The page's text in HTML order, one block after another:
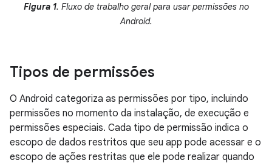
Figura 1. Fluxo de trabalho geral para usar permissões no
Android.
Tipos de permissões
O Android categoriza as permissões por tipo, incluindo
permissões no momento da instalação, de execução e
permissões especiais. Cada tipo de permissão indica o
escopo de dados restritos que seu app pode acessar e o
escopo de ações restritas que ele pode realizar quando